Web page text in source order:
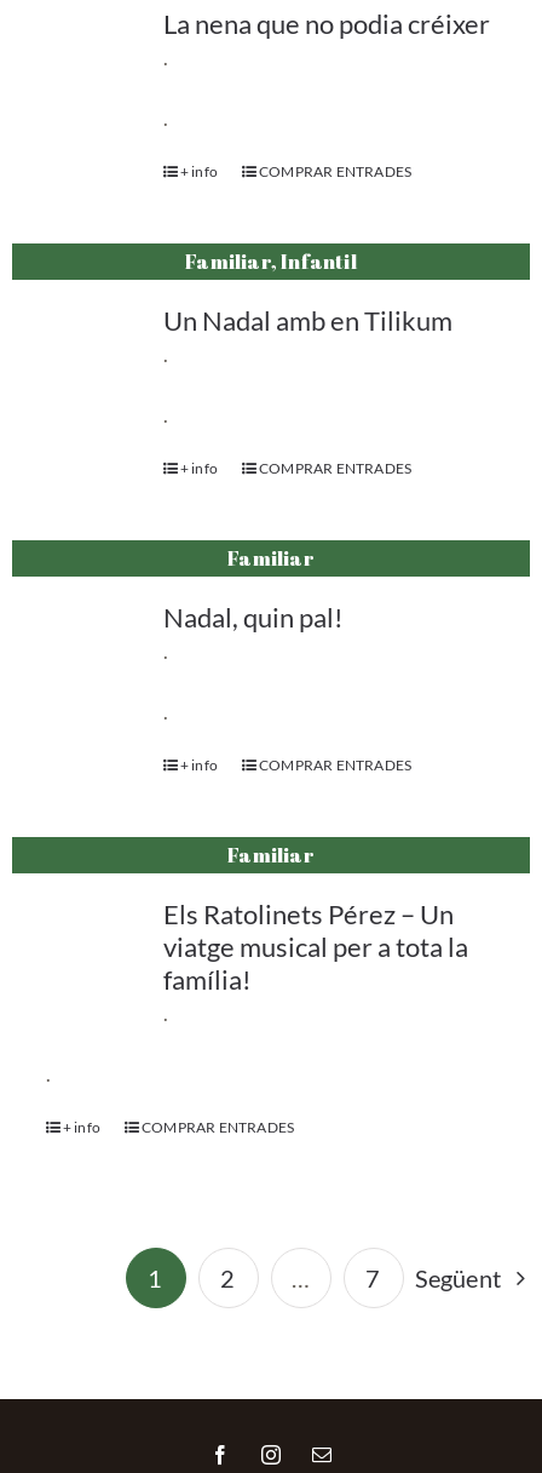
La nena que no podia créixer
.
.
+ info COMPRAR ENTRADES
Familiar, Infantil
Un Nadal amb en Tilikum
.
.
+ info COMPRAR ENTRADES
Familiar
Nadal, quin pal!
.
.
+ info COMPRAR ENTRADES
Familiar
Els Ratolinets Pérez – Un
viatge musical per a tota la
família!
.
.
+ info COMPRAR ENTRADES
1 2 … 7 Següent